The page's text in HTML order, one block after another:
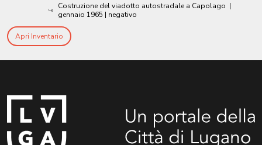
Costruzione del viadotto autostradale a Capolago |
gennaio 1965 | negativo
Apri Inventario